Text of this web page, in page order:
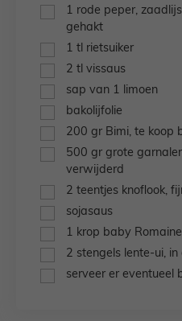
▢1 rode peper,
gehakt
▢1 tl rietsuiker
▢
2 tl vissaus
▢
sap van 1 limoen
▢
bakolijfolie
▢
200 gr Bimi, te koop
▢
500 gr grote
verwijderd
▢
2 teentjes knoflook,
▢
sojasaus
▢1 krop baby
▢
2 stengels lente-ui, in
▢
serveer er eventueel